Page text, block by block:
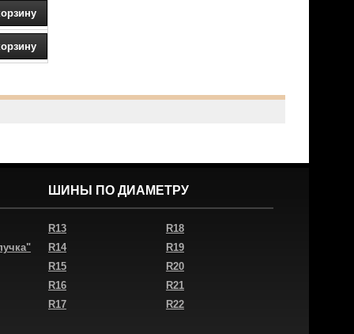
ШИНЫ ПО ДИАМЕТРУ
R13
R14
R15
R16
R17
R18
R19
R20
R21
R22